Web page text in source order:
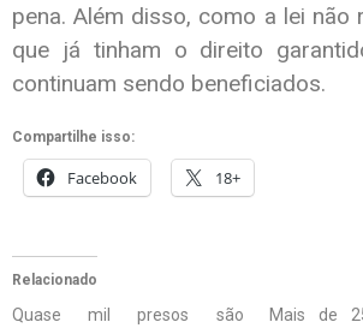
pena. Além disso, como a lei não
que já tinham o direito
continuam sendo beneficiados.
Compartilhe isso:
Facebook 18+
Relacionado
Quase mil presos são
Mais de